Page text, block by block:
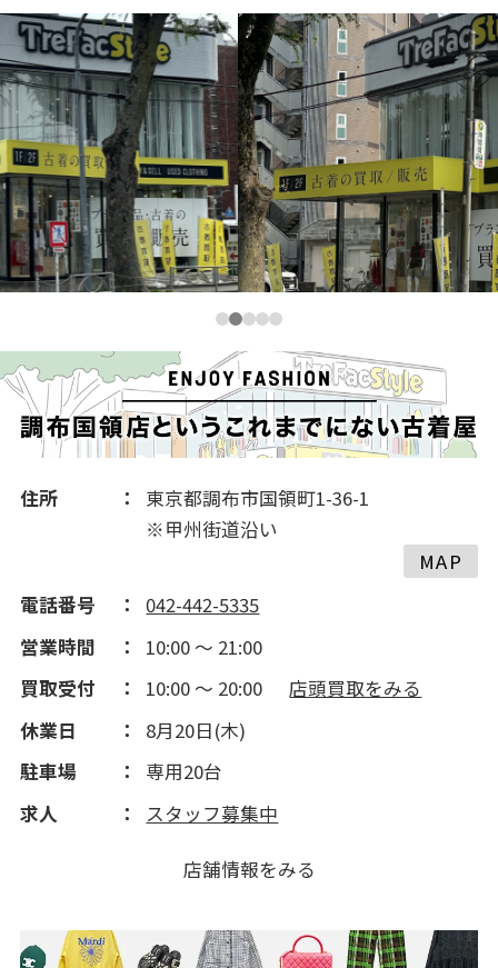
2021(201)
2020(240)
2019(310)
2018(260)
2017(241)
2016(456)
住所
東京都調布市国領町1-36-1
※甲州街道沿い
MAP
電話番号
042-442-5335
営業時間
10:00 ～ 21:00
買取受付
10:00 ～ 20:00
店頭買取をみる
休業日
8月20日(木)
駐車場
専用20台
求人
スタッフ募集中
店舗情報をみる